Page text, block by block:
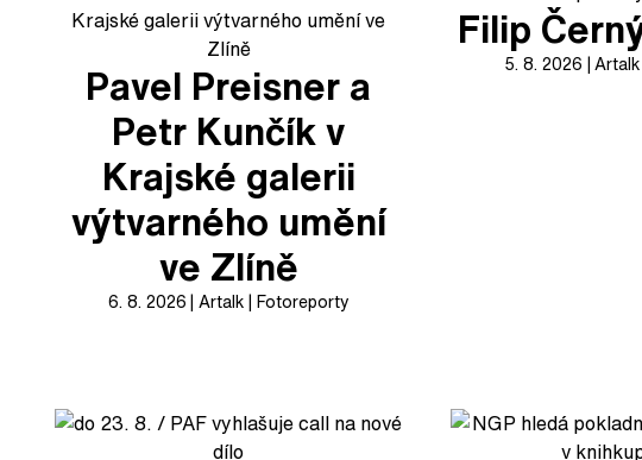
Pavel Preisner a
Petr Kunčík v
Krajské galerii
výtvarného umění
ve Zlíně
6. 8. 2026 Artalk Fotoreporty
Filip
5. 8. 2026 Artalk